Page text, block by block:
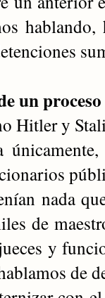
un
Hitler y
nada
de
y
de